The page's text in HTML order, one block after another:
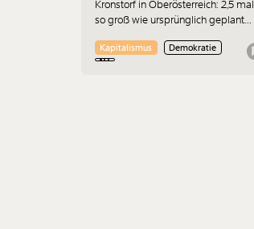
Kronstorf in Oberösterreich: 2,5 mal
so groß wie ursprünglich geplant
Umweltverträglichkeitsprüfung. Es
gibt immer mehr Widerstand. Am
Kapitalismus Demokratie